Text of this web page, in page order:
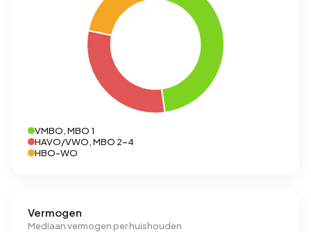
VMBO, MBO 1
HAVO/VWO, MBO 2-4
HBO-WO
Vermogen
Mediaan vermogen per huishouden